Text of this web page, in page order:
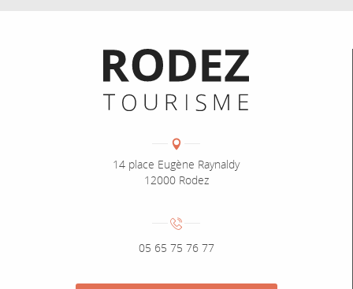
Informations pratiques
Adresse :
14 place Eugène Raynaldy
12000 Rodez
Numéro de téléphone :
05 65 75 76 77